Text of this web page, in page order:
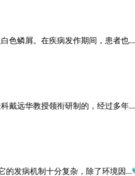
色鳞屑。在疾病发作期间，患者也...
戴远华教授领衔研制的，经过多年...
的发病机制十分复杂，除了环境因...